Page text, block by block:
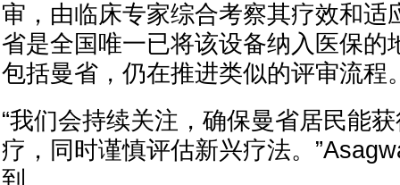
审，由临床专家综合考察其疗效和适
省是全国唯一已将该设备纳入医保的
包括曼省，仍在推进类似的评审流程
“我们会持续关注，确保曼省居民能
疗，同时谨慎评估新兴疗法。
到。